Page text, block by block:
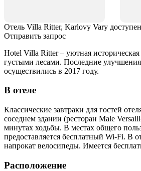
Отель Villa Ritter, Karlovy Vary
Отправить запрос
Hotel Villa Ritter – уютная
густыми лесами. Последние улучшения
осуществились в 2017 году.
В отеле
Классические завтраки для гостей
соседнем здании (ресторан Male
минутах ходьбы. В местах общего
предоставляется бесплатный Wi-Fi. В
напрокат велосипеды. Имеется
Расположение